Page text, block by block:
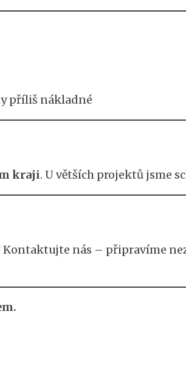
příliš nákladné
kraji. U větších projektů jsme
nás – připravíme